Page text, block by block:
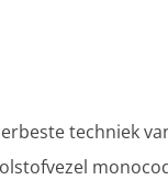
techniek